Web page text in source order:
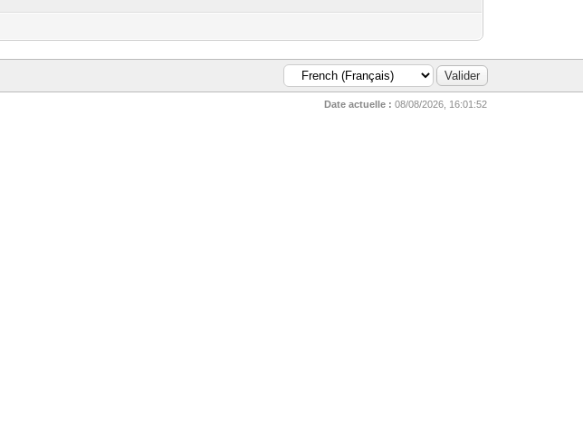
Date actuelle : 08/08/2026, 16:01:52